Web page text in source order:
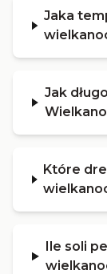
Jaka
Jak
Które
Ile soli